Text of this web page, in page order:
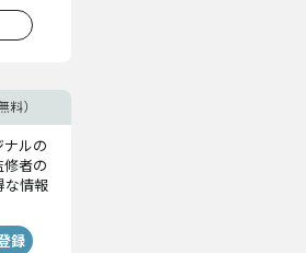
料）
ルの
者の
な情報
録